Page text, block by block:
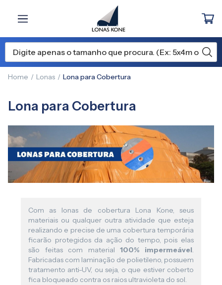
Home Lonas Lona para Cobertura
Lona para Cobertura
Com as lonas de cobertura Lona Kone, seus
materiais ou qualquer outra atividade que esteja
realizando e precise de uma cobertura temporária
ficarão protegidos da ação do tempo, pois elas
são feitas com material100% impermeável.
Fabricadas com laminação de polietileno, possuem
tratamento anti-UV, ou seja, o que estiver coberto
fica bloqueado contra os raios ultravioleta do sol.